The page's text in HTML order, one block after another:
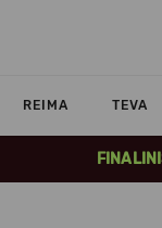
REIMA TEVA